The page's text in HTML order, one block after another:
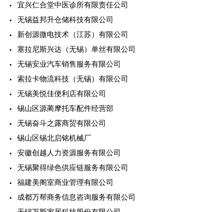
宜兴仁合堂中医诊所有限责任公司
无锡益邦升仓储科技有限公司
新创源微电技术（江苏）有限公司
塞拉尼斯兴达（无锡）单丝有限公司
无锡安业汽车销售服务有限公司
索拉卡物流科技（无锡）有限公司
无锡美悦佳便利店有限公司
锡山区源蔺摩托车配件经营部
无锡奋斗之露商贸有限公司
锡山区锡北启铭机械厂
安徽创越人力资源服务有限公司
无锡聚得绿色供应链服务有限公司
福建美阁室商业管理有限公司
成都万帮商务信息咨询服务有限公司